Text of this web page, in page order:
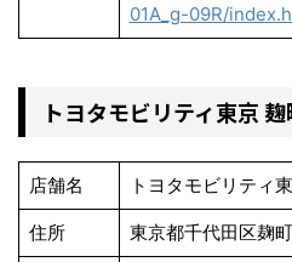
01A_g-09R/
トヨタモビリティ東京
店舗名 トヨタモビリティ
住所 東京都千代田区麹